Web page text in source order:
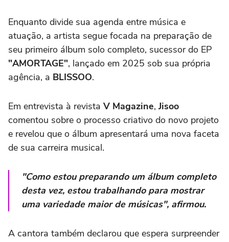
Enquanto divide sua agenda entre música e
atuação, a artista segue focada na preparação de
seu primeiro álbum solo completo, sucessor do EP
"AMORTAGE", lançado em 2025 sob sua própria
agência, a BLISSOO.
Em entrevista à revista V Magazine, Jisoo
comentou sobre o processo criativo do novo projeto
e revelou que o álbum apresentará uma nova faceta
de sua carreira musical.
"Como estou preparando um álbum completo
desta vez, estou trabalhando para mostrar
uma variedade maior de músicas", afirmou.
A cantora também declarou que espera surpreender